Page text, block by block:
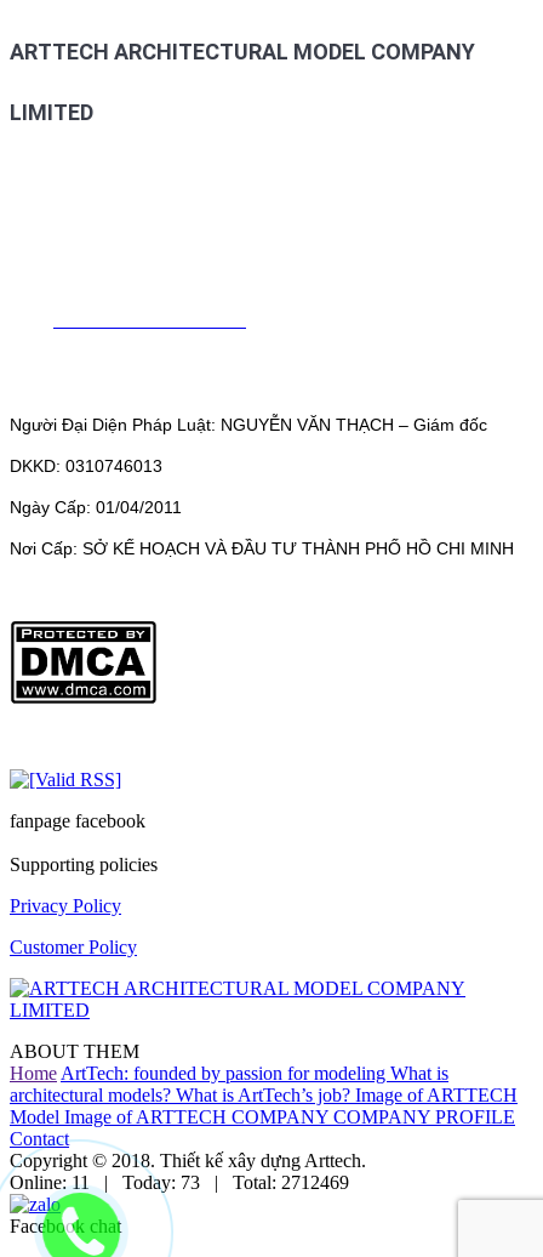
ARTTECH ARCHITECTURAL MODEL COMPANY
LIMITED
Người Đại Diện Pháp Luật: NGUYỄN VĂN THẠCH – Giám đốc
DKKD: 0310746013
Ngày Cấp: 01/04/2011
Nơi Cấp: SỞ KẾ HOẠCH VÀ ĐẦU TƯ THÀNH PHỐ HỒ CHI MINH
fanpage facebook
Supporting policies
Privacy Policy
Customer Policy
ABOUT THEM
Home ArtTech: founded by passion for modeling What is
architectural models? What is ArtTech’s job? Image of ARTTECH
Model Image of ARTTECH COMPANY COMPANY PROFILE
Contact
Copyright © 2018. Thiết kế xây dựng Arttech.
Online:11| Today: 73 | Total: 2712469
Facebook chat